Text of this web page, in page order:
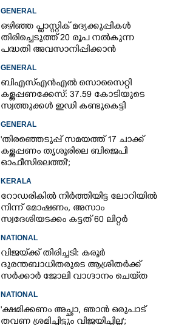
GENERAL
ഒഴിഞ്ഞ പ്ളാസ്റ്റിക് മദ്യക്കുപ്പികൾ
തിരിച്ചെടുത്ത് 20 രൂപ നൽകുന്ന
പദ്ധതി അവസാനിപ്പിക്കാൻ
ബുദ്ധിമുട്ടുകൾ
GENERAL
ബിഎസ്എൻഎൽ സൊസൈറ്റി
കള്ളപ്പണക്കേസ്: 37.59 കോടിയുടെ
സ്വത്തുക്കൾ ഇഡി കണ്ടുകെട്ടി
GENERAL
'തിരഞ്ഞെടുപ്പ് സമയത്ത് 17 ചാക്ക്
കള്ളപ്പണം തൃശൂരിലെ ബിജെപി
ഓഫീസിലെത്തി';
സെക്രട്ടറി
KERALA
റോഡരികിൽ നിർത്തിയിട്ട ലോറിയിൽ
നിന്ന് മോഷണം, അസാം
സ്വദേശിയടക്കം കട്ടത് 60 ലിറ്റർ
NATIONAL
വിജയ്‌ക്ക് തിരിച്ചടി: കരൂർ
ദുരന്തബാധിതരുടെ ആശ്രിതർക്ക്
സർക്കാർ ജോലി വാഗ്ദാനം ചെയ്‌ത
NATIONAL
'ക്ഷമിക്കണം അച്ഛാ, ‌ഞാൻ ഒരുപാട്
തവണ ശ്രമിച്ചിട്ടും വിജയിച്ചില്ല';